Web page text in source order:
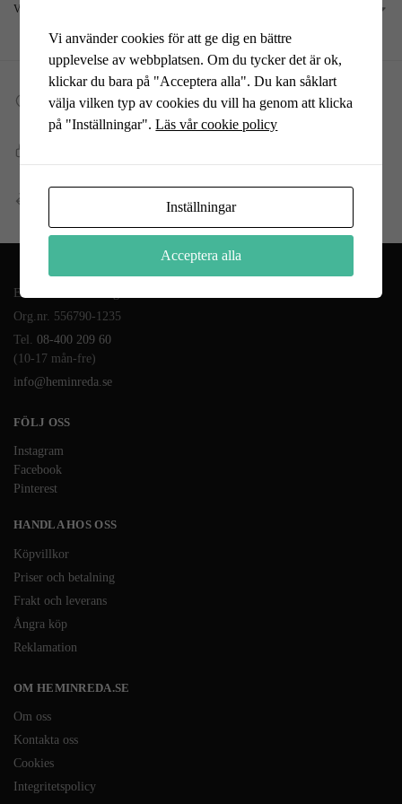
Visar alla 3 resultat
Fri frakt till DHL ombud
Vid köp över 699 kr
Betala allt direkt eller lite i taget med Walley
Enkel retur
En del av Novodesign AB
Org.nr. 556790-1235
Tel. 08-400 209 60
(10-17 mån-fre)
info@heminreda.se
FÖLJ OSS
Instagram
Facebook
Pinterest
HANDLA HOS OSS
Köpvillkor
Priser och betalning
Frakt och leverans
Ångra köp
Reklamation
OM HEMINREDA.SE
Om oss
Kontakta oss
Cookies
Integritetspolicy
Vi använder cookies för att ge dig en bättre
upplevelse av webbplatsen. Om du tycker det är ok,
klickar du bara på "Acceptera alla". Du kan såklart
välja vilken typ av cookies du vill ha genom att klicka
på "Inställningar".Läs vår cookie policy
Inställningar
Acceptera alla